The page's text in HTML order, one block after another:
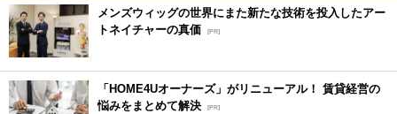
メンズウィッグの世界にまた新たな技術を投入したアー
トネイチャーの真価
[PR]
「HOME4Uオーナーズ」がリニューアル！ 賃貸経営の
悩みをまとめて解決 [PR]